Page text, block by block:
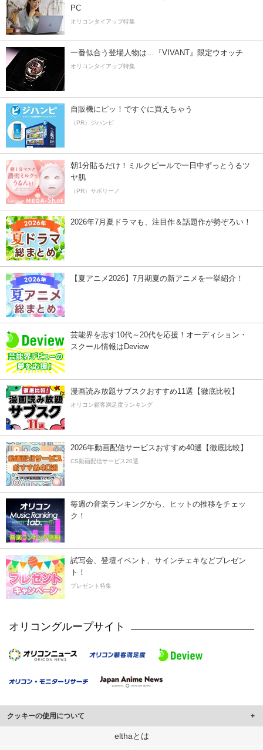
PC
オリコンタイアップ特集
一番似合う登場人物は…『VIVANT』限定ウオッチ
オリコンタイアップ特集
自販機にピッ！ですぐに買えちゃう
（PR）ジハンピ
朝1分貼るだけ！ミルクピールで一日中ずっとうるツ
ヤ肌
（PR）サボリーノ
2026年7月夏ドラマも、注目作＆話題作が勢ぞろい！
【夏アニメ2026】7月期夏の新アニメを一挙紹介！
芸能界を志す10代～20代を応援！オーディション・
スクール情報はDeview
漫画読み放題サブスクおすすめ11選【徹底比較】
オリコン顧客満足度ランキング
2026年動画配信サービスおすすめ40選【徹底比較】
CS動画配信サービス20選
毎週の音楽ランキングから、ヒットの推移をチェッ
ク！
試写会、登壇イベント、サインチェキなどプレゼン
ト！
プレゼント特集
オリコングループサイト
クッキーの使用について
このサイトでは Cookie を使用して、ユーザーに合わせたコンテンツや広告の
elthaとは